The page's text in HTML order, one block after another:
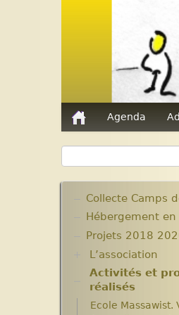
Agenda
Collecte Camps
Hébergement en
Projets 2018
L’association
Assemblées
Nos partenaires.
Activités et
réalisés
Ecole Massawist.